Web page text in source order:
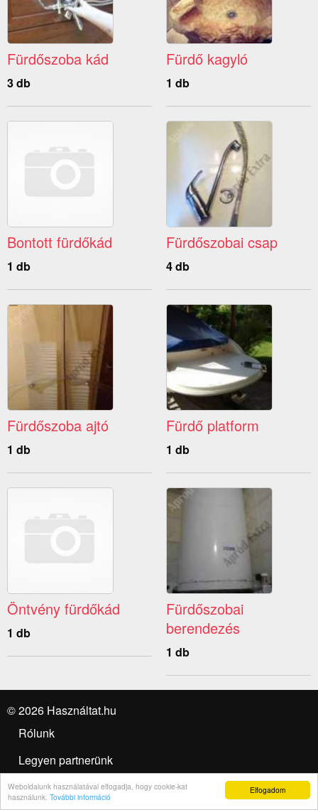
Elfogadom
Weboldalunk használatával elfogadja, hogy cookie-kat
használunk. További információ
Fürdőszoba kád
3 db
Fürdő kagyló
1 db
Bontott fürdőkád
1 db
Fürdőszobai csap
4 db
Fürdőszoba ajtó
1 db
Fürdő platform
1 db
Öntvény fürdőkád
1 db
Fürdőszobai
berendezés
1 db
© 2026 Használtat.hu
Rólunk
Legyen partnerünk
Felhasználási feltételek